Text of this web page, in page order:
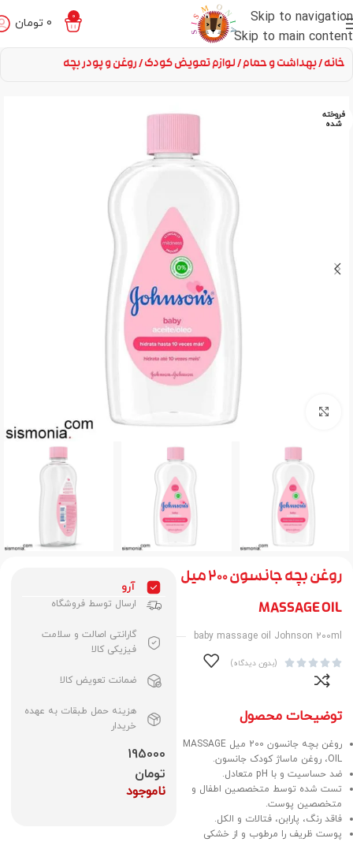
Skip to navigation
Skip to main content
0
0 تومان
خانه بهداشت و حمام لوازم تعویض کودک روغن و پودر بچه
فروخته
شده
برای بزرگنمایی کلیک کنید
روغن بچه جانسون 200 میل
MASSAGE OIL
baby massage oil Johnson 200ml




 (بدون دیدگاه)
توضیحات محصول
روغن بچه جانسون 200 میل MASSAGE
OIL، روغن ماساژ کودک جانسون.
ضد حساسیت و با pH متعادل.
تست شده توسط متخصصین اطفال و
متخصصین پوست.
فاقد رنگ، پارابن، فتالات و الکل.
پوست ظریف را مرطوب و از خشکی
آرو
ارسال توسط فروشگاه
گارانتی اصالت و سلامت
فیزیکی کالا
ضمانت تعویض کالا
هزینه حمل طبقات به عهده
خریدار
195000
تومان
ناموجود